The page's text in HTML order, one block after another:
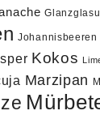
Johannisbeeren
Kokos
Marzipan